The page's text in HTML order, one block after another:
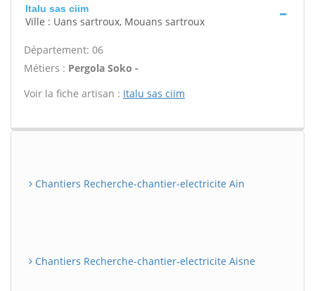
Italu sas ciim
Ville : Uans sartroux, Mouans sartroux
Département: 06
Métiers : Pergola Soko -
Voir la fiche artisan : Italu sas ciim
Chantiers Recherche-chantier-electricite Ain
Chantiers Recherche-chantier-electricite Aisne